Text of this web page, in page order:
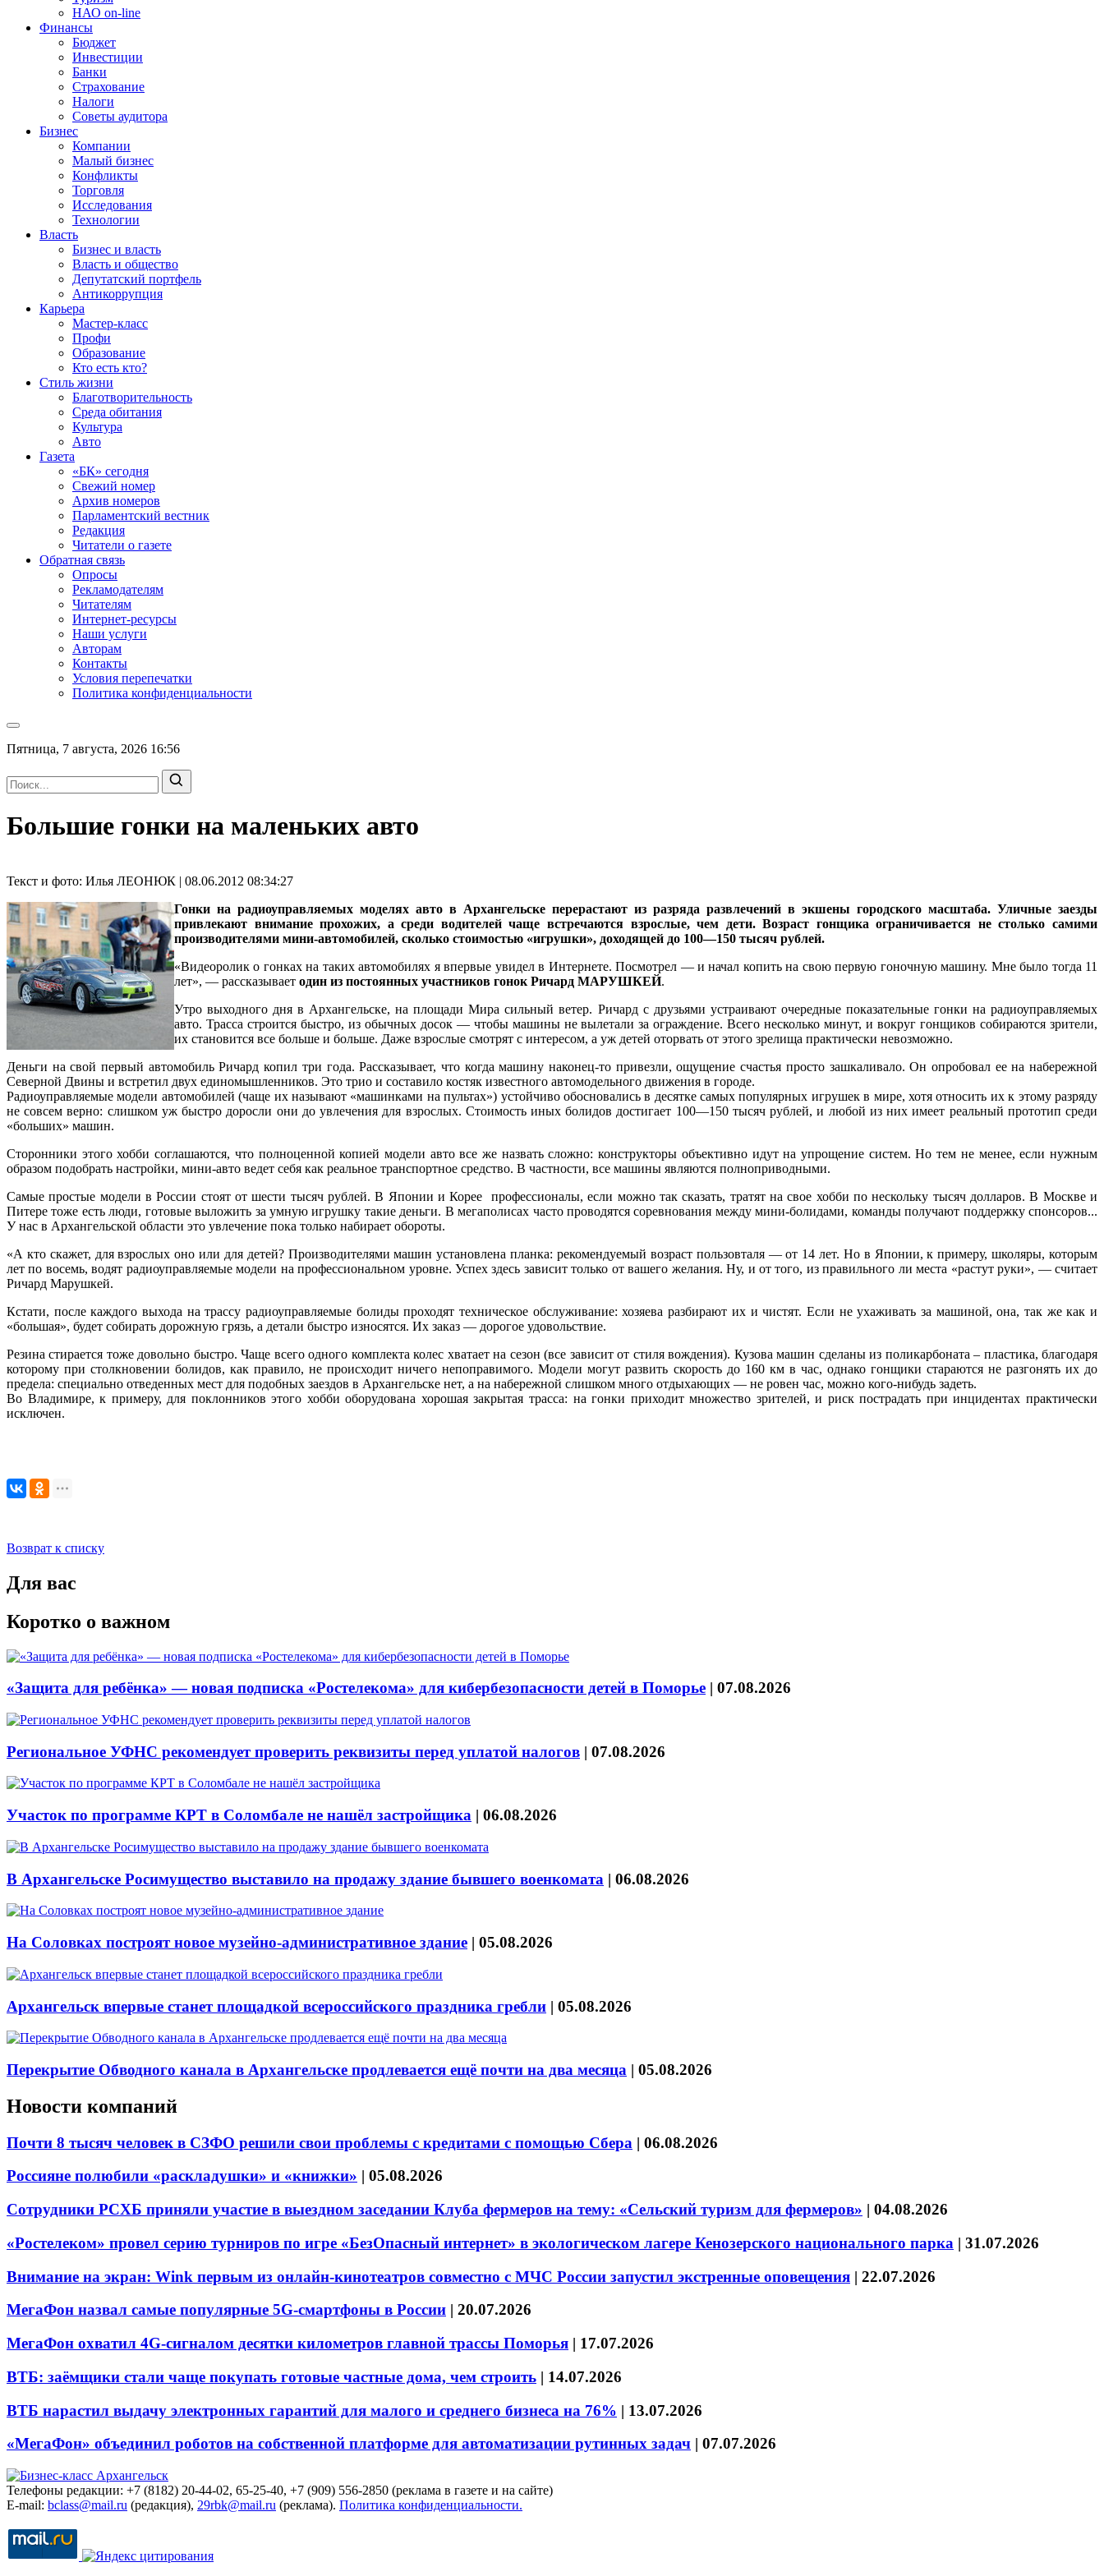
НАО on-line
Финансы
Бюджет
Инвестиции
Банки
Страхование
Налоги
Советы аудитора
Бизнес
Компании
Малый бизнес
Конфликты
Торговля
Исследования
Технологии
Власть
Бизнес и власть
Власть и общество
Депутатский портфель
Антикоррупция
Карьера
Мастер-класс
Профи
Образование
Кто есть кто?
Стиль жизни
Благотворительность
Среда обитания
Культура
Авто
Газета
«БК» сегодня
Свежий номер
Архив номеров
Парламентский вестник
Редакция
Читатели о газете
Обратная связь
Опросы
Рекламодателям
Читателям
Интернет-ресурсы
Наши услуги
Авторам
Контакты
Условия перепечатки
Политика конфиденциальности
Пятница, 7 августа, 2026 16:56
Большие гонки на маленьких авто
Текст и фото: Илья ЛЕОНЮК | 08.06.2012 08:34:27
Гонки на радиоуправляемых моделях авто в Архангельске перерастают из разряда развлечений в экшены городского масштаба. Уличные заезды
привлекают внимание прохожих, а среди водителей чаще встречаются взрослые, чем дети. Возраст гонщика ограничивается не столько самими
производителями мини-автомобилей, сколько стоимостью «игрушки», доходящей до 100—150 тысяч рублей.
«Видеоролик о гонках на таких автомобилях я впервые увидел в Интернете. Посмотрел — и начал копить на свою первую гоночную машину. Мне было тогда 11
лет», — рассказывает один из постоянных участников гонок Ричард МАРУШКЕЙ.
Утро выходного дня в Архангельске, на площади Мира сильный ветер. Ричард с друзьями устраивают очередные показательные гонки на радиоуправляемых
авто. Трасса строится быстро, из обычных досок — чтобы машины не вылетали за ограждение. Всего несколько минут, и вокруг гонщиков собираются зрители,
их становится все больше и больше. Даже взрослые смотрят с интересом, а уж детей оторвать от этого зрелища практически невозможно.
Деньги на свой первый автомобиль Ричард копил три года. Рассказывает, что когда машину наконец-то привезли, ощущение счастья просто зашкаливало. Он опробовал ее на набережной
Северной Двины и встретил двух единомышленников. Это трио и составило костяк известного автомодельного движения в городе.
Радиоуправляемые модели автомобилей (чаще их называют «машинками на пультах») устойчиво обосновались в десятке самых популярных игрушек в мире, хотя относить их к этому разряду
не совсем верно: слишком уж быстро доросли они до увлечения для взрослых. Стоимость иных болидов достигает 100—150 тысяч рублей, и любой из них имеет реальный прототип среди
«больших» машин.
Сторонники этого хобби соглашаются, что полноценной копией модели авто все же назвать сложно: конструкторы объективно идут на упрощение систем. Но тем не менее, если нужным
образом подобрать настройки, мини-авто ведет себя как реальное транспортное средство. В частности, все машины являются полноприводными.
Самые простые модели в России стоят от шести тысяч рублей. В Японии и Корее профессионалы, если можно так сказать, тратят на свое хобби по нескольку тысяч долларов. В Москве и
Питере тоже есть люди, готовые выложить за умную игрушку такие деньги. В мегаполисах часто проводятся соревнования между мини-болидами, команды получают поддержку спонсоров...
У нас в Архангельской области это увлечение пока только набирает обороты.
«А кто скажет, для взрослых оно или для детей? Производителями машин установлена планка: рекомендуемый возраст пользовталя — от 14 лет. Но в Японии, к примеру, школяры, которым
лет по восемь, водят радиоуправляемые модели на профессиональном уровне. Успех здесь зависит только от вашего желания. Ну, и от того, из правильного ли места «растут руки», — считает
Ричард Марушкей.
Кстати, после каждого выхода на трассу радиоуправляемые болиды проходят техническое обслуживание: хозяева разбирают их и чистят. Если не ухаживать за машиной, она, так же как и
«большая», будет собирать дорожную грязь, а детали быстро износятся. Их заказ — дорогое удовольствие.
Резина стирается тоже довольно быстро. Чаще всего одного комплекта колес хватает на сезон (все зависит от стиля вождения). Кузова машин сделаны из поликарбоната – пластика, благодаря
которому при столкновении болидов, как правило, не происходит ничего непоправимого. Модели могут развить скорость до 160 км в час, однако гонщики стараются не разгонять их до
предела: специально отведенных мест для подобных заездов в Архангельске нет, а на набережной слишком много отдыхающих — не ровен час, можно кого-нибудь задеть.
Во Владимире, к примеру, для поклонников этого хобби оборудована хорошая закрытая трасса: на гонки приходит множество зрителей, и риск пострадать при инцидентах практически
исключен.
Возврат к списку
Для вас
Коротко о важном
«Защита для ребёнка» — новая подписка «Ростелекома» для кибербезопасности детей в Поморье | 07.08.2026
Региональное УФНС рекомендует проверить реквизиты перед уплатой налогов | 07.08.2026
Участок по программе КРТ в Соломбале не нашёл застройщика | 06.08.2026
В Архангельске Росимущество выставило на продажу здание бывшего военкомата | 06.08.2026
На Соловках построят новое музейно-административное здание | 05.08.2026
Архангельск впервые станет площадкой всероссийского праздника гребли | 05.08.2026
Перекрытие Обводного канала в Архангельске продлевается ещё почти на два месяца | 05.08.2026
Новости компаний
Почти 8 тысяч человек в СЗФО решили свои проблемы с кредитами с помощью Сбера | 06.08.2026
Россияне полюбили «раскладушки» и «книжки» | 05.08.2026
Сотрудники РСХБ приняли участие в выездном заседании Клуба фермеров на тему: «Сельский туризм для фермеров» | 04.08.2026
«Ростелеком» провел серию турниров по игре «БезОпасный интернет» в экологическом лагере Кенозерского национального парка | 31.07.2026
Внимание на экран: Wink первым из онлайн-кинотеатров совместно с МЧС России запустил экстренные оповещения | 22.07.2026
МегаФон назвал самые популярные 5G-смартфоны в России | 20.07.2026
МегаФон охватил 4G-сигналом десятки километров главной трассы Поморья | 17.07.2026
ВТБ: заёмщики стали чаще покупать готовые частные дома, чем строить | 14.07.2026
ВТБ нарастил выдачу электронных гарантий для малого и среднего бизнеса на 76% | 13.07.2026
«МегаФон» объединил роботов на собственной платформе для автоматизации рутинных задач | 07.07.2026
Телефоны редакции: +7 (8182) 20-44-02, 65-25-40, +7 (909) 556-2850 (реклама в газете и на сайте)
E-mail: bclass@mail.ru (редакция), 29rbk@mail.ru (реклама). Политика конфиденциальности.